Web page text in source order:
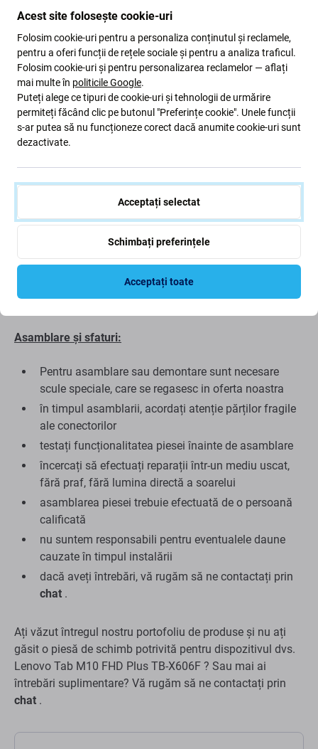
bateria este umflată
dispozitivul se descarcă rapid
dispozitivul se supraîncălzi
dispozitivul nu poate fi încărcat la 100%
dispozitivul nu indică corect starea bateriei
Calitatea pieselor de schimb
Calitate: Aftermarket- Piesa de schimb vândută ca
Aftermarket este fabricată la aceleași standarde,
specificații și materiale ca și originalul. Aceasta este o
copie a originalului, iar piesa de schimb livrată ca
Aftermarket poate (în cazuri rare) să aibă variații minime
de funcționalitate, calitate sau aspect. Pentru a afla mai
multe despre calitate, citiți blogul nostru unde ne
Asamblare și sfaturi:
Pentru asamblare sau demontare sunt necesare
scule speciale, care se regasesc in oferta noastra
în timpul asamblarii, acordați atenție părților fragile
ale conectorilor
testați funcționalitatea piesei înainte de asamblare
încercați să efectuați reparații într-un mediu uscat,
fără praf, fără lumina directă a soarelui
asamblarea piesei trebuie efectuată de o persoană
calificată
nu suntem responsabili pentru eventualele daune
cauzate în timpul instalării
dacă aveți întrebări, vă rugăm să ne contactați prin
chat .
Ați văzut întregul nostru portofoliu de produse și nu ați
găsit o piesă de schimb potrivită pentru dispozitivul dvs.
Lenovo Tab M10 FHD Plus TB-X606F ? Sau mai ai
întrebări suplimentare? Vă rugăm să ne contactați prin
chat .
Acest site folosește cookie-uri
Folosim cookie-uri pentru a personaliza conținutul și reclamele,
pentru a oferi funcții de rețele sociale și pentru a analiza traficul.
Folosim cookie-uri și pentru personalizarea reclamelor — aflați
mai multe în politicile Google.
Puteți alege ce tipuri de cookie-uri și tehnologii de urmărire
permiteți făcând clic pe butonul "Preferințe cookie". Unele funcții
s-ar putea să nu funcționeze corect dacă anumite cookie-uri sunt
dezactivate.
Acceptați selectat
Schimbați preferințele
Acceptați toate